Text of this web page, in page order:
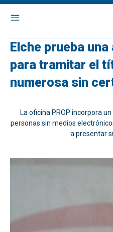
Elche prueba
para tramitar el
numerosa sin
La oficina PROP incorpora
personas sin medios
a presentar